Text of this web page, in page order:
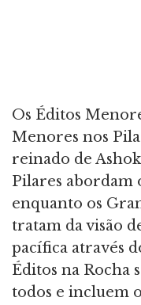
Os Éditos
Menores nos
reinado de
Pilares abordam
enquanto os
tratam da visão
pacífica através
Éditos na Rocha
todos e incluem